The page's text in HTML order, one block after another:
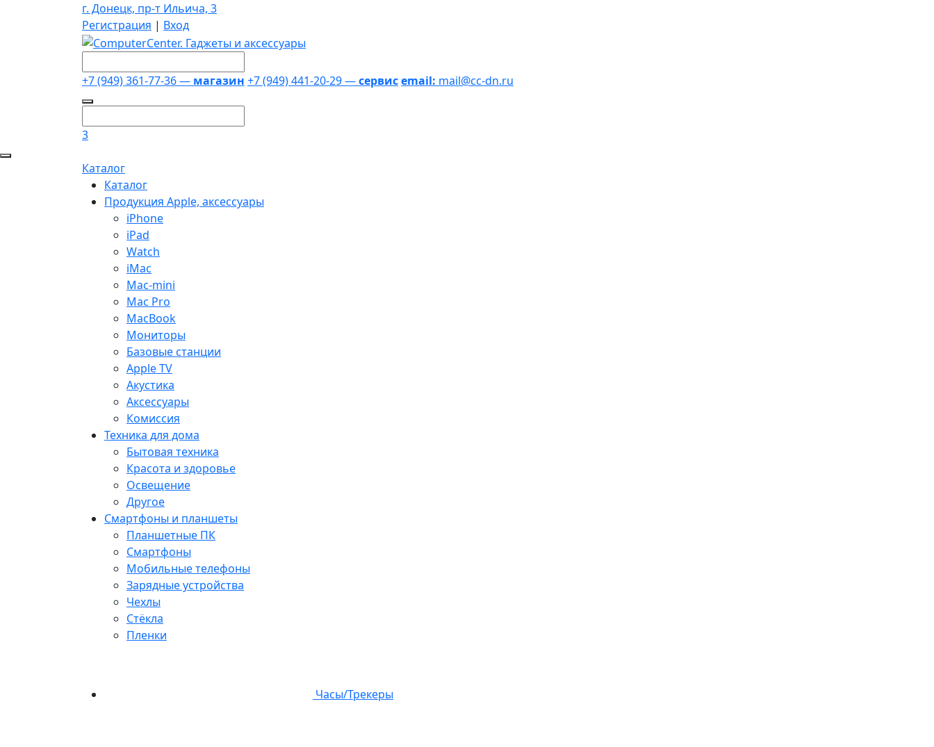
г. Донецк, пр-т Ильича, 3
Регистрация | Вход
+7 (949) 361-77-36 — магазин +7 (949) 441-20-29 —сервисemail: mail@cc-dn.ru
3
Каталог
Каталог
Продукция Apple, аксессуары
iPhone
iPad
Watch
iMac
Mac-mini
Mac Pro
MacBook
Мониторы
Базовые станции
Apple TV
Акустика
Аксессуары
Комиссия
Техника для дома
Бытовая техника
Красота и здоровье
Освещение
Другое
Смартфоны и планшеты
Планшетные ПК
Смартфоны
Мобильные телефоны
Зарядные устройства
Чехлы
Стёкла
Пленки
Часы/Трекеры